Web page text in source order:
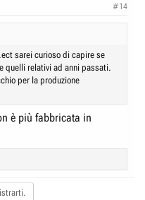
#14
sarei curioso di capire se
quelli relativi ad anni passati.
per la produzione
è più fabbricata in